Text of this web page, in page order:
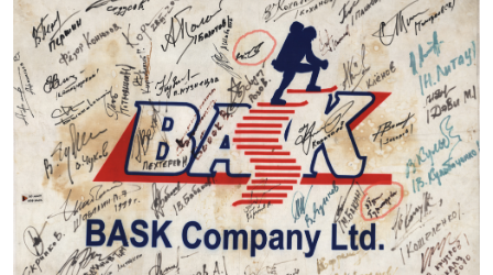
Аксессуары для рюкзаков
Спальные мешки
Пуховые
Комбинированные
С синтетическим утеплителем
Аксессуары для спальников
Сумки и баулы
Баулы
Кошельки
Сумки
Гермомешки
Полезные аксессуары
Книги